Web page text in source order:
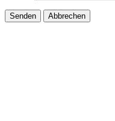
Senden Abbrechen